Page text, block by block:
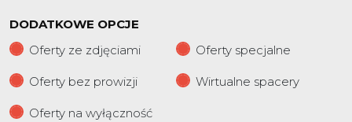
DODATKOWE OPCJE
Oferty ze zdjęciami
Oferty specjalne
Oferty bez prowizji Wirtualne spacery
Oferty na wyłączność